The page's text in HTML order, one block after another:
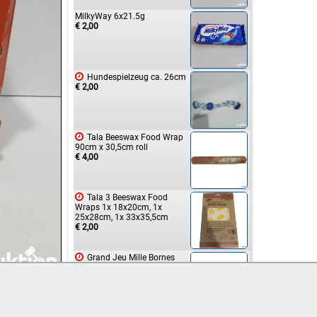
MilkyWay 6x21.5g
€ 2,00
 Hundespielzeug ca. 26cm
€ 2,00
 Tala Beeswax Food Wrap
90cm x 30,5cm roll
€ 4,00
 Tala 3 Beeswax Food
Wraps 1x 18x20cm, 1x
25x28cm, 1x 33x35,5cm
€ 2,00
 Grand Jeu Mille Bornes